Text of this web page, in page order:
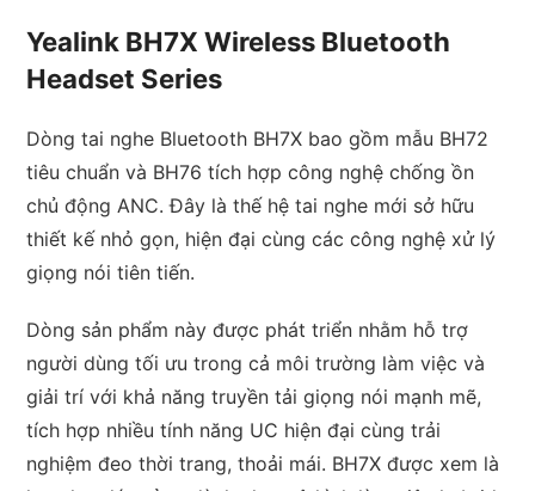
Yealink BH7X Wireless Bluetooth
Headset Series
Dòng tai nghe Bluetooth BH7X bao gồm mẫu BH72
tiêu chuẩn và BH76 tích hợp công nghệ chống ồn
chủ động ANC. Đây là thế hệ tai nghe mới sở hữu
thiết kế nhỏ gọn, hiện đại cùng các công nghệ xử lý
giọng nói tiên tiến.
Dòng sản phẩm này được phát triển nhằm hỗ trợ
người dùng tối ưu trong cả môi trường làm việc và
giải trí với khả năng truyền tải giọng nói mạnh mẽ,
tích hợp nhiều tính năng UC hiện đại cùng trải
nghiệm đeo thời trang, thoải mái. BH7X được xem là